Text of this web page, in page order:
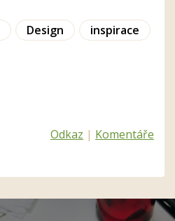
Design
inspirace
Odkaz | Komentáře